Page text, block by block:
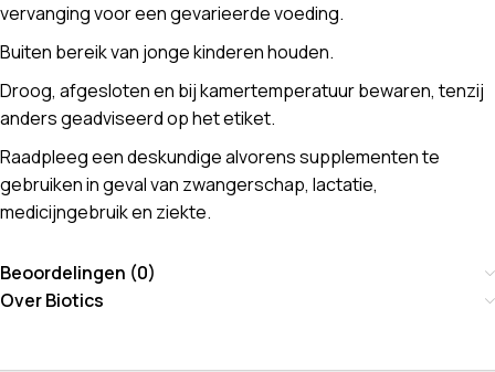
vervanging voor een gevarieerde voeding.
Buiten bereik van jonge kinderen houden.
Droog, afgesloten en bij kamertemperatuur bewaren, tenzij
anders geadviseerd op het etiket.
Raadpleeg een deskundige alvorens supplementen te
gebruiken in geval van zwangerschap, lactatie,
medicijngebruik en ziekte.
Beoordelingen (0)
Over Biotics